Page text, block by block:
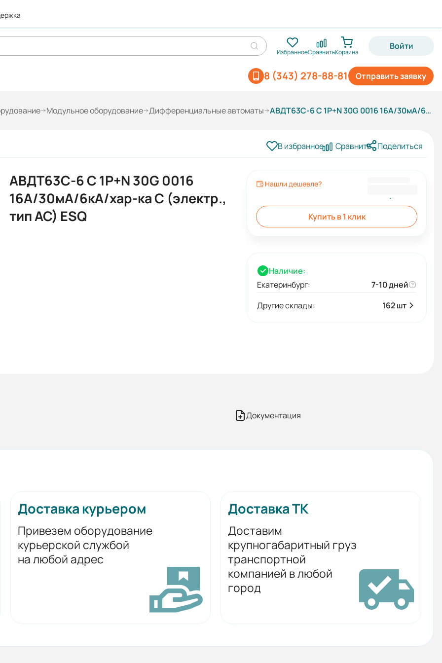
ИзбранноеСравнитьКорзина
Войти
Отправить заявку
8 (343) 278-88-81
Модульное оборудование Дифференциальные автоматы АВДТ63C-6 С 1P+N 30G 0016 16A/30мА/6кА/хар-ка С (электр., тип AC) ESQ
В избранное Сравнить Поделиться
АВДТ63C-6 С 1P+N 30G 0016
16A/30мА/6кА/хар-ка С (электр.,
тип AC) ESQ
Нашли дешевле?
Купить в 1 клик
Наличие:
Екатеринбург:
7-10 дней
Другие склады:
162 шт
Документация
Доставка курьером
Привезем оборудование
курьерской службой
на любой адрес
Доставка ТК
Доставим
крупногабаритный груз
транспортной
компанией в любой
город